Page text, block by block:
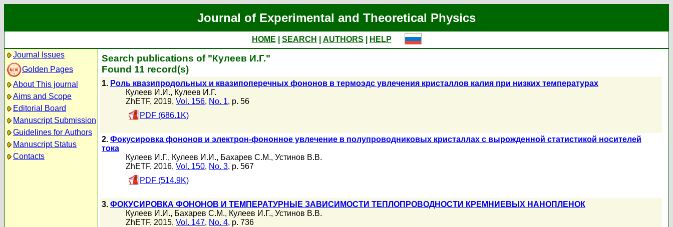
Journal of Experimental and Theoretical Physics
HOME SEARCH AUTHORS
HELP
Journal Issues
Golden Pages
About This journal
Aims and Scope
Editorial Board
Manuscript Submission
Guidelines for Authors
Manuscript Status
Contacts
Search publications of "Кулеев И.Г."
Found 11 record(s)
1. Роль квазипродольных и квазипоперечных фононов в термоэдс увлечения кристаллов калия при низких температурах
Кулеев И.И., Кулеев И.Г.
ZhETF, 2019, Vol. 156, No. 1, p. 56
PDF (686.1K)
2. Фокусировка фононов и электрон-фононное увлечение в полупроводниковых кристаллах с вырожденной статистикой носителей
тока
Кулеев И.Г., Кулеев И.И., Бахарев С.М., Устинов В.В.
ZhETF, 2016, Vol. 150, No. 3, p. 567
PDF (514.9K)
3. ФОКУСИРОВКА ФОНОНОВ И ТЕМПЕРАТУРНЫЕ ЗАВИСИМОСТИ ТЕПЛОПРОВОДНОСТИ КРЕМНИЕВЫХ НАНОПЛЕНОК
Кулеев И.И., Бахарев С.М., Кулеев И.Г., Устинов В.В.
ZhETF, 2015, Vol. 147, No. 4, p. 736